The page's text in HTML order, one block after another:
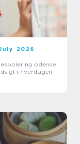
2026
odense
i hverdagen